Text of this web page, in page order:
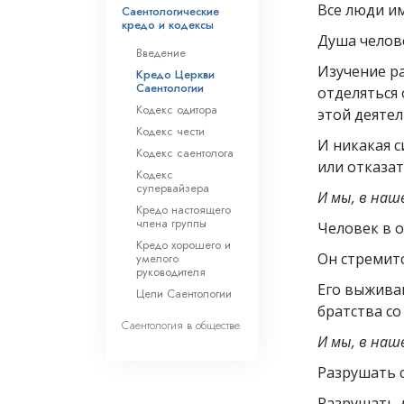
Все люди
Душа
Изучение
этой
И никакая
или
И мы, в
Человек в
Он
Его
братства
И мы, в
Разрушать
Саентологические
кредо и кодексы
Введение
Кредо Церкви
Саентологии
Кодекс одитора
Кодекс чести
Кодекс саентолога
Кодекс
супервайзера
Кредо настоящего
члена группы
Кредо хорошего и
умелого
руководителя
Цели Саентологии
Саентология в обществе